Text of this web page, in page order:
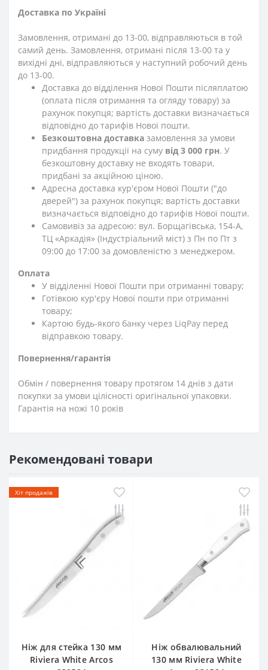
Доставка по Україні
Замовлення, отримані до 13-00, відправляються в той
самий день. Замовлення, отримані після 13-00 та у
вихідні дні, відправляються у наступний робочий день
до 13-00.
Доставка до відділення Нової Пошти післяплатою
(оплата після отримання та огляду товару) за
рахунок покупця; вартість доставки визначається
відповідно до тарифів Нової пошти.
Безкоштовна доставка замовлення за умови
придбання продукції на суму від 3 000 грн. У
безкоштовну доставку не входять товари,
придбані за акційною ціною.
Адресна доставка кур'єром Нової Пошти ("до
дверей") за рахунок покупця; вартість доставки
визначається відповідно до тарифів Нової пошти.
Самовивіз за адресою: вул. Борщагівська, 154-А,
ТЦ «Аркадія» (Індустріальний міст) з Пн по Пт з
09:00 до 17:00 за домовленістю з менеджером.
Оплата
У відділенні Нової Пошти при отриманні товару;
Готівкою кур'єру Нової пошти при отриманні
товару;
Картою будь-якого банку через LiqPay перед
відправкою товару.
Повернення/гарантія
Обмін / повернення товару протягом 14 днів з дати
покупки за умови цілісності оригінальної упаковки.
Гарантія на ножі 10 років
Рекомендовані товари
Хіт продажів
Ніж для стейка 130 мм
Riviera White Arcos
Ніж обвалювальний
130 мм Riviera White